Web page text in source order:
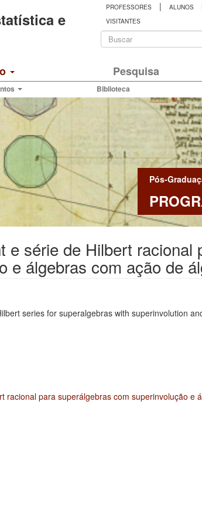
e
PROFESSORES | ALUNOS
VISITANTES
Formulário
busca
Pesquisa
Biblioteca
Pós-
e série de Hilbert racional
e álgebras com ação de
series for superalgebras with superinvolution
racional para superálgebras com superinvolução e